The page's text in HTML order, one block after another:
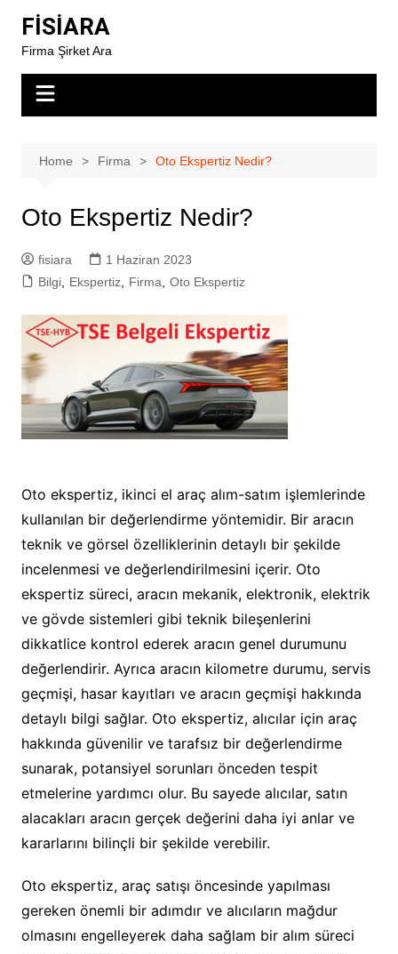
content
FİSİARA
Firma Şirket Ara
Home Firma Oto Ekspertiz Nedir?
Oto Ekspertiz Nedir?
fisiara
1 Haziran 2023
Bilgi, Ekspertiz, Firma Oto Ekspertiz
Oto ekspertiz, ikinci el araç alım-satım işlemlerinde
kullanılan bir değerlendirme yöntemidir. Bir aracın
teknik ve görsel özelliklerinin detaylı bir şekilde
incelenmesi ve değerlendirilmesini içerir. Oto
ekspertiz süreci, aracın mekanik, elektronik, elektrik
ve gövde sistemleri gibi teknik bileşenlerini
dikkatlice kontrol ederek aracın genel durumunu
değerlendirir. Ayrıca aracın kilometre durumu, servis
geçmişi, hasar kayıtları ve aracın geçmişi hakkında
detaylı bilgi sağlar. Oto ekspertiz, alıcılar için araç
hakkında güvenilir ve tarafsız bir değerlendirme
sunarak, potansiyel sorunları önceden tespit
etmelerine yardımcı olur. Bu sayede alıcılar, satın
alacakları aracın gerçek değerini daha iyi anlar ve
kararlarını bilinçli bir şekilde verebilir.
Oto ekspertiz, araç satışı öncesinde yapılması
gereken önemli bir adımdır ve alıcıların mağdur
olmasını engelleyerek daha sağlam bir alım süreci